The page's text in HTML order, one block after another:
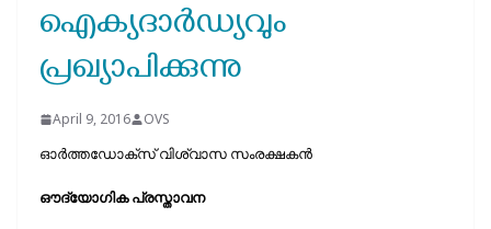
ഐക്യദാർഡ്യവും
പ്രഖ്യാപിക്കുന്നു
April 9, 2016 OVS
ഓർത്തഡോക്സ് വിശ്വാസ സംരക്ഷകൻ
ഔദ്യോഗിക പ്രസ്താവന